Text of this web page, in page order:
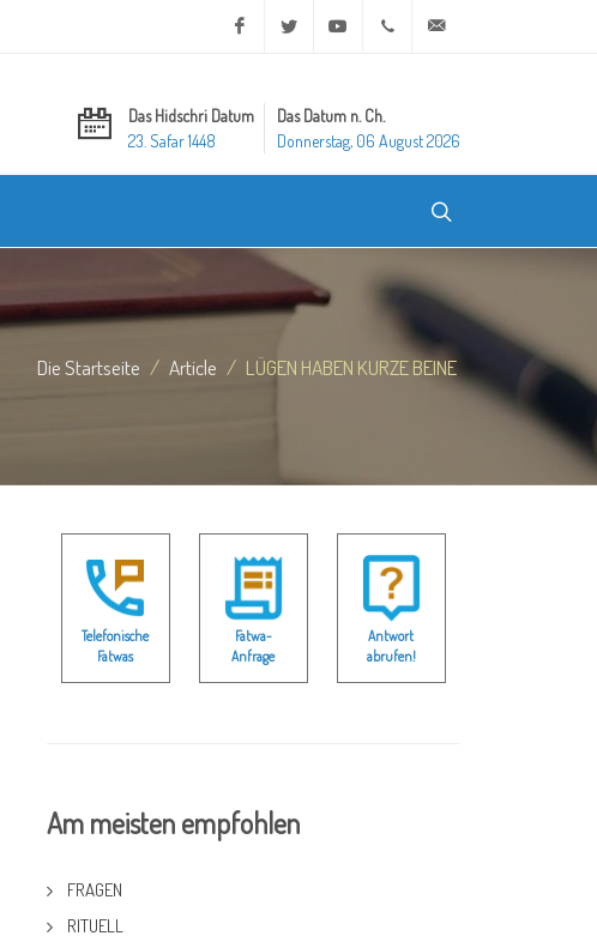
Facebook Twitter Youtube +20 2 25970400
Das Hidschri Datum
23. Safar 1448
Das Datum n. Ch.
Donnerstag, 06 August 2026
Die Startseite Article LÜGEN HABEN KURZE BEINE
Telefonische
Fatwas
Fatwa-
Anfrage
Antwort
abrufen!
Am meisten empfohlen
FRAGEN
RITUELL